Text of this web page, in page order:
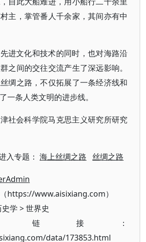
主，掌管番人千余家，其间亦有中
进文化和技术的同时，也对海路沿
之间的交往交流产生了深远影响。
绸之路，不仅拓展了一条经济线和
一条人类文明的进步线。
津社会科学院马克思主义研究所研究
入专题：海上丝绸之路 丝绸之路
https://www.aisixiang.com）
史学 >世界史
链接：
data/173853.html